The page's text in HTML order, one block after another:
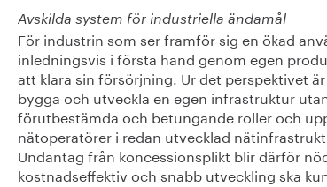
Avskilda system för industriella ändamål
För industrin som ser framför sig en ökad
inledningsvis i första hand genom egen
att klara sin försörjning. Ur det perspektivet
bygga och utveckla en egen infrastruktur
förutbestämda och betungande roller och
nätoperatörer i redan utvecklad
Undantag från koncessionsplikt blir därför
kostnadseffektiv och snabb utveckling ska